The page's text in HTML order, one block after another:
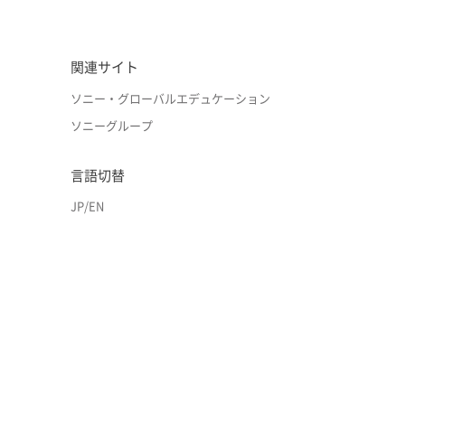
関連サイト
ソニー・グローバルエデュケーション
ソニーグループ
言語切替
JP/EN